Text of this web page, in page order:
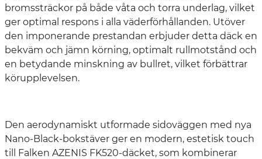
bromssträckor på både våta och torra underlag, vilket
ger optimal respons i alla väderförhållanden. Utöver
den imponerande prestandan erbjuder detta däck en
bekväm och jämn körning, optimalt rullmotstånd och
en betydande minskning av bullret, vilket förbättrar
körupplevelsen.
Den aerodynamiskt utformade sidoväggen med nya
Nano-Black-bokstäver ger en modern, estetisk touch
till Falken AZENIS FK520-däcket, som kombinerar